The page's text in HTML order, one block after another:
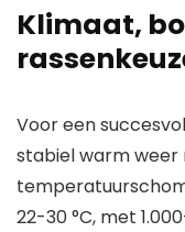
Klimaat,
Voor een
stabiel warm weer
22-30 °C, met